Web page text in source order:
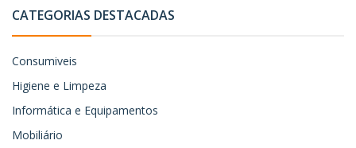
CATEGORIAS DESTACADAS
Consumiveis
Higiene e Limpeza
Informática e Equipamentos
Mobiliário